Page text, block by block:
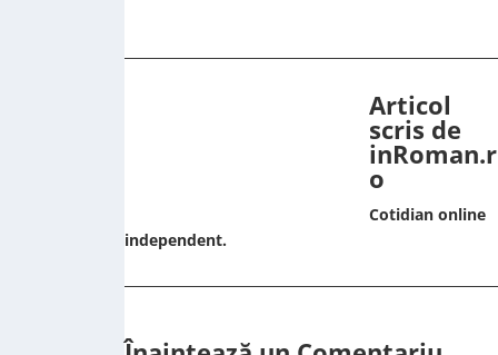
Articol
scris de
inRoman.r
o
Cotidian online
independent.